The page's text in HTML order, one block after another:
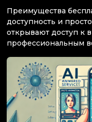
Преимущества
доступность и
открывают доступ к
профессиональным